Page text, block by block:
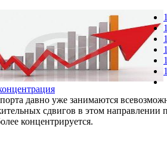
давно уже занимаются
сдвигов в этом направлении
концентрируется.